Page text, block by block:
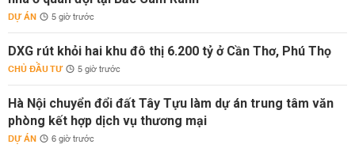
DỰ ÁN 5 giờ trước
DXG rút khỏi hai khu đô thị 6.200 tỷ ở Cần Thơ, Phú Thọ
CHỦ ĐẦU TƯ 5 giờ trước
Hà Nội chuyển đổi đất Tây Tựu làm dự án trung tâm văn
phòng kết hợp dịch vụ thương mại
DỰ ÁN 6 giờ trước